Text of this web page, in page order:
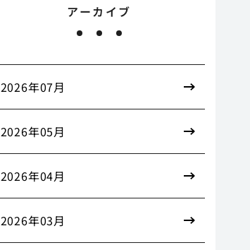
アーカイブ
2026年07月
2026年05月
2026年04月
2026年03月